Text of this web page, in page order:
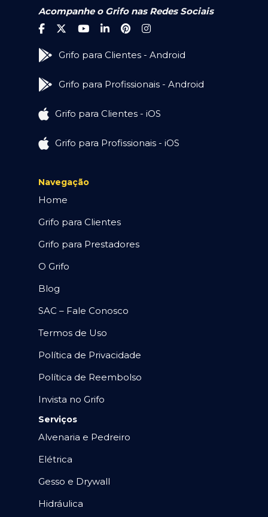
Acompanhe o Grifo nas Redes Sociais
Grifo para Clientes - Android
Grifo para Profissionais - Android
Grifo para Clientes - iOS
Grifo para Profissionais - iOS
Navegação
Home
Grifo para Clientes
Grifo para Prestadores
O Grifo
Blog
SAC – Fale Conosco
Termos de Uso
Política de Privacidade
Política de Reembolso
Invista no Grifo
Serviços
Alvenaria e Pedreiro
Elétrica
Gesso e Drywall
Hidráulica